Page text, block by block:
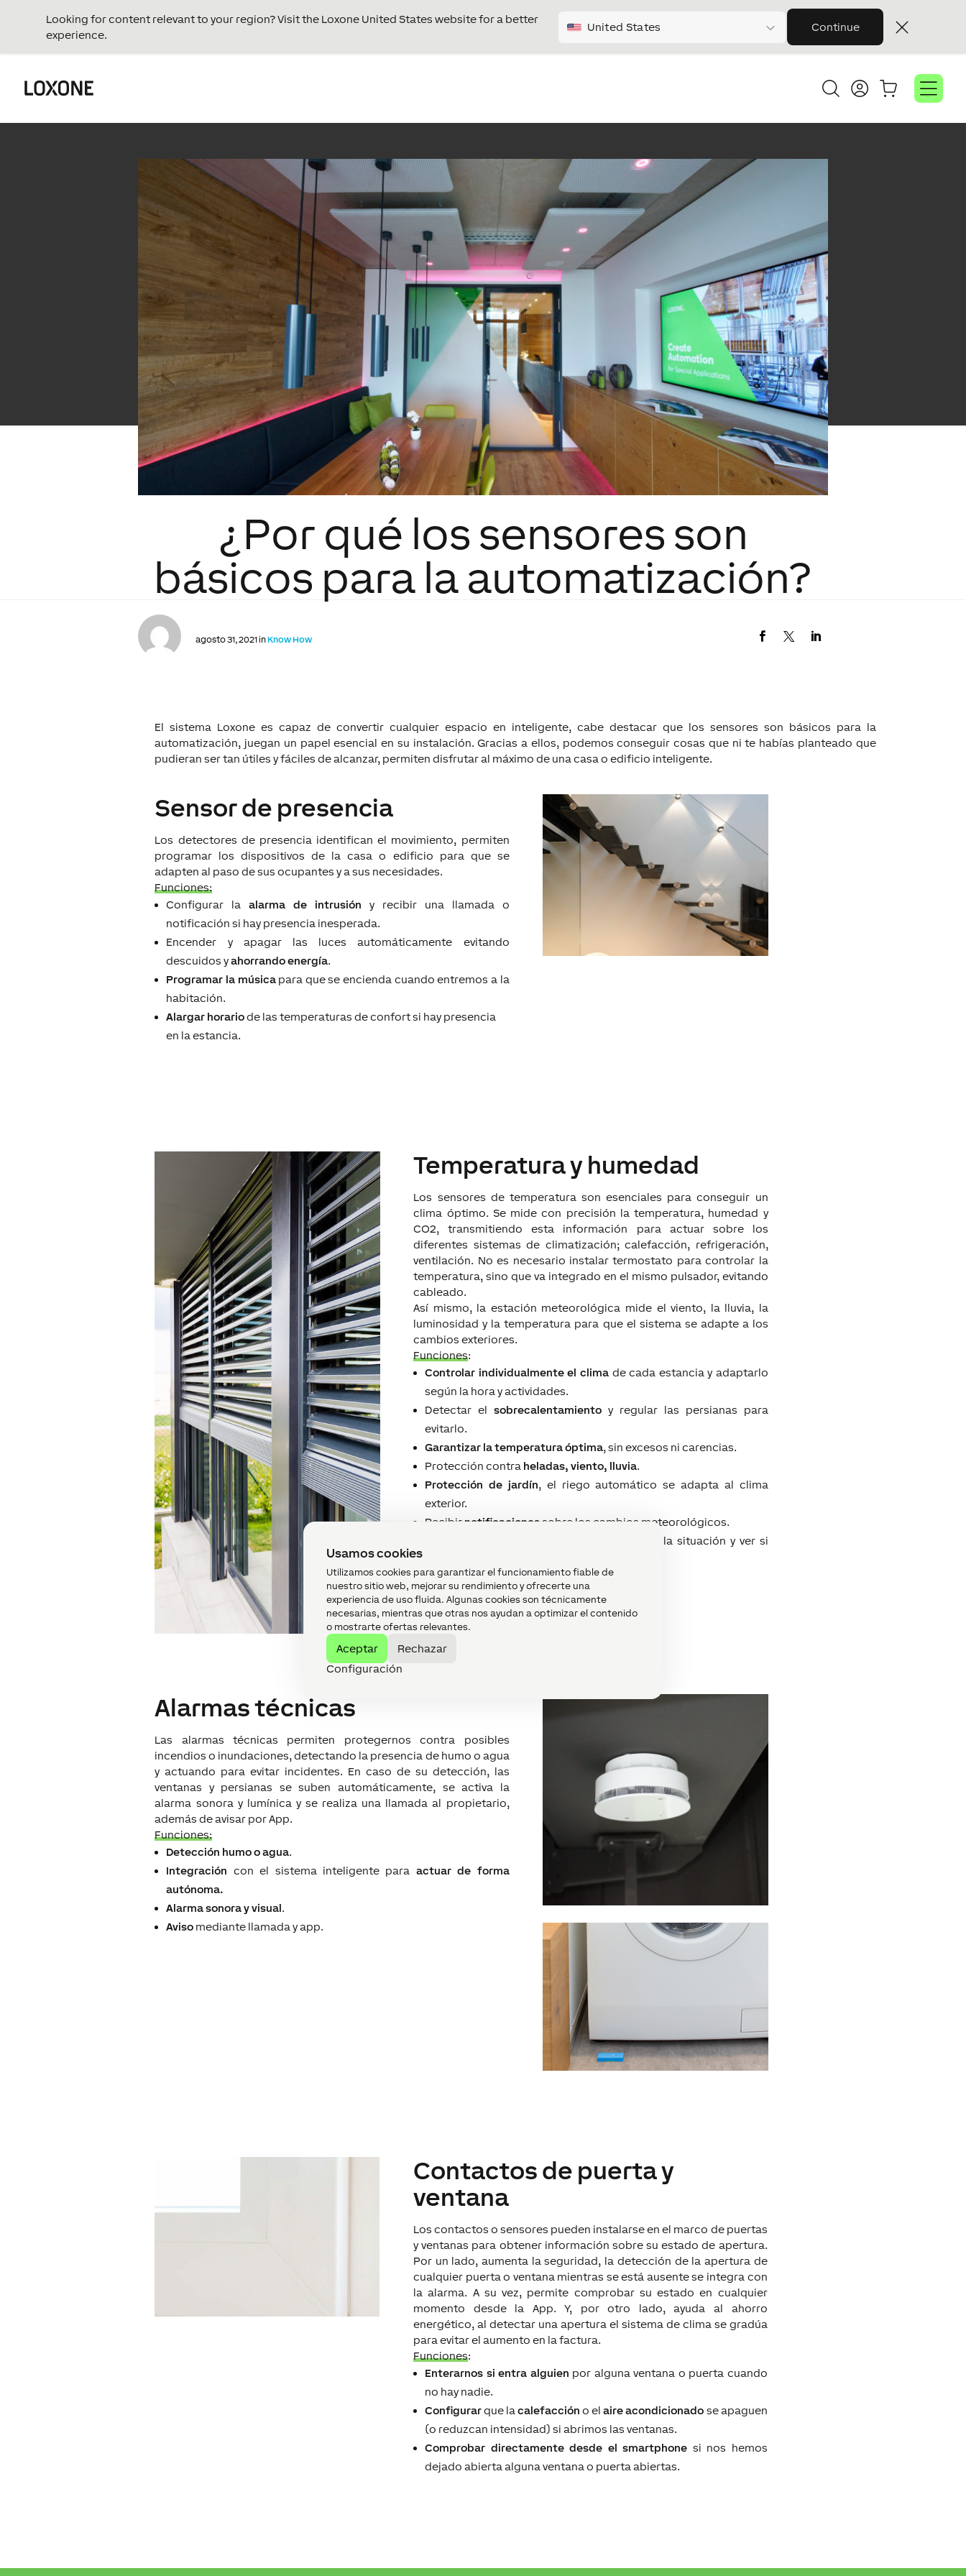
Usamos cookies
Utilizamos cookies para garantizar el funcionamiento fiable de
nuestro sitio web, mejorar su rendimiento y ofrecerte una
experiencia de uso fluida. Algunas cookies son técnicamente
necesarias, mientras que otras nos ayudan a optimizar el contenido
o mostrarte ofertas relevantes.
Aceptar
Rechazar
Configuración
Looking for content relevant to your region? Visit the Loxone United States website for a better
experience.
United States Continue
¿Por qué los sensores son
básicos para la automatización?
agosto 31, 2021 inKnow How
El sistema Loxone es capaz de convertir cualquier espacio en inteligente, cabe destacar que los sensores son básicos para la
automatización, juegan un papel esencial en su instalación. Gracias a ellos, podemos conseguir cosas que ni te habías planteado que
pudieran ser tan útiles y fáciles de alcanzar, permiten disfrutar al máximo de una casa o edificio inteligente.
Sensor de presencia
Los detectores de presencia identifican el movimiento, permiten
programar los dispositivos de la casa o edificio para que se
adapten al paso de sus ocupantes y a sus necesidades.
Funciones:
Configurar laalarma de intrusión y recibir una llamada o
notificación si hay presencia inesperada.
Encender y apagar las luces automáticamente evitando
descuidos yahorrando energía.
Programar la músicapara que se encienda cuando entremos a la
habitación.
Alargar horariode las temperaturas de confort si hay presencia
en la estancia.
Temperatura y humedad
Los sensores de temperatura son esenciales para conseguir un
clima óptimo. Se mide con precisión la temperatura, humedad y
CO2, transmitiendo esta información para actuar sobre los
diferentes sistemas de climatización; calefacción, refrigeración,
ventilación. No es necesario instalar termostato para controlar la
temperatura, sino que va integrado en el mismo pulsador, evitando
cableado.
Así mismo, la estación meteorológica mide el viento, la lluvia, la
luminosidad y la temperatura para que el sistema se adapte a los
cambios exteriores.
Funciones:
Controlar individualmente el clima de cada estancia y adaptarlo
según la hora y actividades.
Detectar elsobrecalentamiento y regular las persianas para
evitarlo.
Garantizar la temperatura óptima, sin excesos ni carencias.
Protección contra heladas, viento, lluvia.
Protección de jardín, el riego automático se adapta al clima
exterior.
Recibir notificacionessobre los cambios meteorológicos.
para poder estudiar la situación y ver si
Alarmas técnicas
Las alarmas técnicas permiten protegernos contra posibles
incendios o inundaciones, detectando la presencia de humo o agua
y actuando para evitar incidentes. En caso de su detección, las
ventanas y persianas se suben automáticamente, se activa la
alarma sonora y lumínica y se realiza una llamada al propietario,
además de avisar por App.
Funciones:
Detección humo o agua.
Integración con el sistema inteligente para actuar de forma
autónoma.
Alarma sonora y visual.
Aviso mediante llamada y app.
Contactos de puerta y
ventana
Los contactos o sensores pueden instalarse en el marco de puertas
y ventanas para obtener información sobre su estado de apertura.
Por un lado, aumenta la seguridad, la detección de la apertura de
cualquier puerta o ventana mientras se está ausente se integra con
la alarma. A su vez, permite comprobar su estado en cualquier
momento desde la App. Y, por otro lado, ayuda al ahorro
energético, al detectar una apertura el sistema de clima se gradúa
para evitar el aumento en la factura.
Funciones:
Enterarnos si entra alguien por alguna ventana o puerta cuando
no hay nadie.
Configurarque la calefacción o elaire acondicionado se apaguen
(o reduzcan intensidad) si abrimos las ventanas.
Comprobar directamente desde el smartphone si nos hemos
dejado abierta alguna ventana o puerta abiertas.